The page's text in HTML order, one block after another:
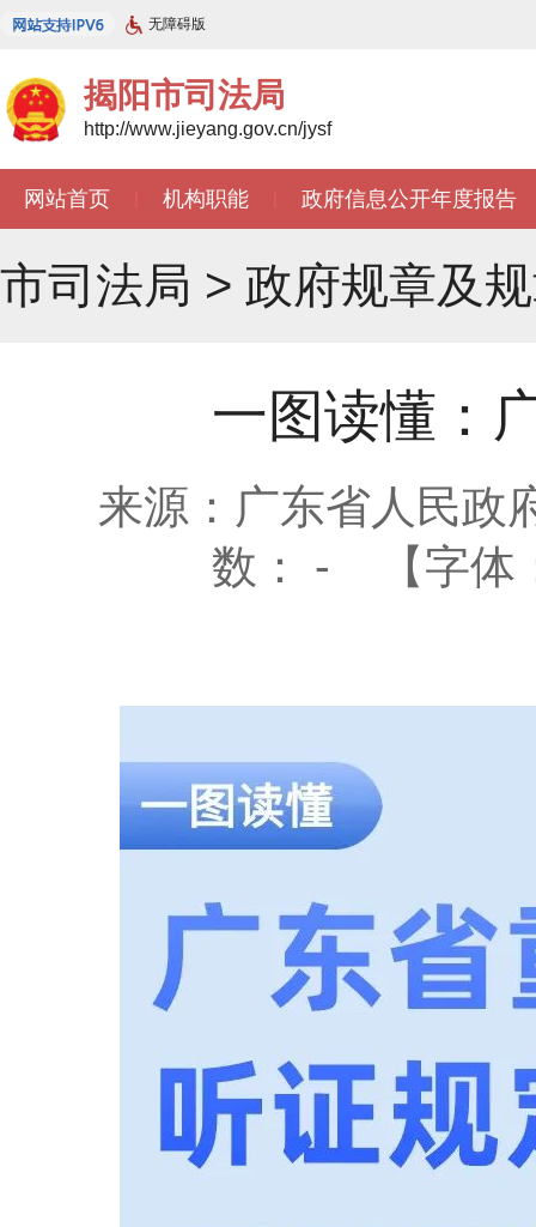
无障碍版
揭阳市司法局
http://www.jieyang.gov.cn/jysf
网站首页 机构职能 政府信息公开年度报告
市司法局 > 政府规章及
一图读懂：
来源：广东省人民政
数：
- 【字体